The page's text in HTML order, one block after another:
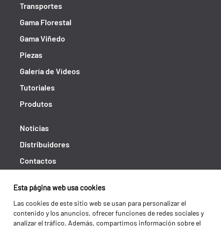
Esta página web usa cookies
Las cookies de este sitio web se usan para personalizar el
contenido y los anuncios, ofrecer funciones de redes sociales y
analizar el tráfico. Además, compartimos información sobre el
Transportes
Gama Florestal
Gama Viñedo
Piezas
Galería de Vídeos
Tutoriales
Produtos
Noticias
Distribuidores
Contactos
Shipping returns
Política de privacidad
Términos y condiciones